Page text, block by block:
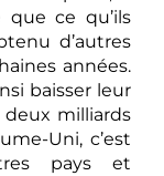
que ce qu’ils
d’autres
années.
baisser leur
milliards
Uni, c’est
pays et